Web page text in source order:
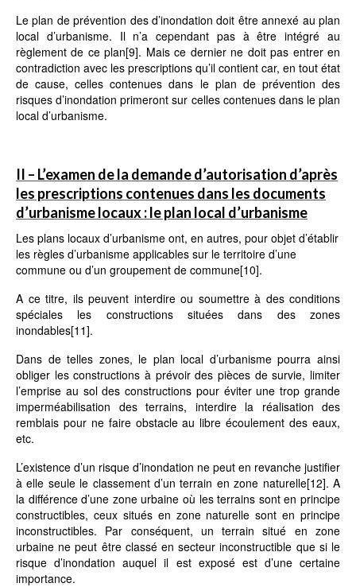
Le plan de prévention des d’inondation doit être annexé au plan
local d’urbanisme. Il n’a cependant pas à être intégré au
règlement de ce plan[9]. Mais ce dernier ne doit pas entrer en
contradiction avec les prescriptions qu’il contient car, en tout état
de cause, celles contenues dans le plan de prévention des
risques d’inondation primeront sur celles contenues dans le plan
local d’urbanisme.
II – L’examen de la demande d’autorisation d’après
les prescriptions contenues dans les documents
d’urbanisme locaux : le plan local d’urbanisme
Les plans locaux d’urbanisme ont, en autres, pour objet d’établir
les règles d’urbanisme applicables sur le territoire d’une
commune ou d’un groupement de commune[10].
A ce titre, ils peuvent interdire ou soumettre à des conditions
spéciales les constructions situées dans des zones
inondables[11].
Dans de telles zones, le plan local d’urbanisme pourra ainsi
obliger les constructions à prévoir des pièces de survie, limiter
l’emprise au sol des constructions pour éviter une trop grande
imperméabilisation des terrains, interdire la réalisation des
remblais pour ne faire obstacle au libre écoulement des eaux,
etc.
L’existence d’un risque d’inondation ne peut en revanche justifier
à elle seule le classement d’un terrain en zone naturelle[12]. A
la différence d’une zone urbaine où les terrains sont en principe
constructibles, ceux situés en zone naturelle sont en principe
inconstructibles. Par conséquent, un terrain situé en zone
urbaine ne peut être classé en secteur inconstructible que si le
risque d’inondation auquel il est exposé est d’une certaine
importance.